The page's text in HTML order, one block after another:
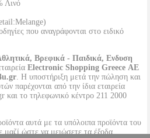
Λινό
που αναγράφονται στο ειδικό
Βρεφικά - Παιδικά, Ενδυση
Electronic Shopping Greece ΑΕ
. Η υποστήριξη μετά την πώληση και
παρέχονται από την ίδια εταιρεία
το τηλεφωνικό κέντρο 211 2000
αυτά με τα υπόλοιπα προϊόντα του
μαζί ώστε να μειώσετε τα έξοδα